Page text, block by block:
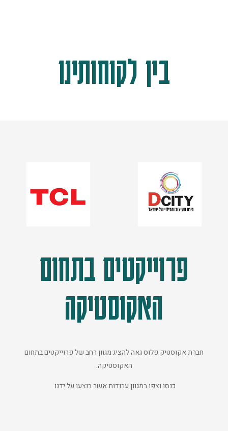
בין לקוחותינו
פרוייקטים בתחום
האקוסטיקה
חברת אקוסטיק פלוס גאה להציג מגוון רחב של פרוייקטים בתחום
האקוסטיקה.
כנסו וצפו במגוון עבודות אשר בוצעו על ידנו